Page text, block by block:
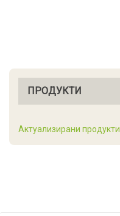
ПРОДУКТИ
Актуализирани продукти